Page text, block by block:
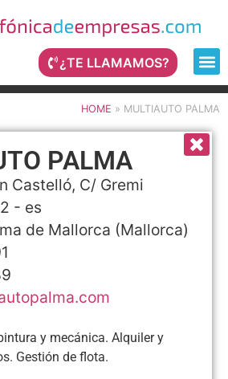
¿TE LLAMAMOS?
HOME » MULTIAUTO PALMA
PALMA
Castelló, C/ Gremi
- es
de Mallorca (Mallorca)
y mecánica. Alquiler y
Gestión de flota.